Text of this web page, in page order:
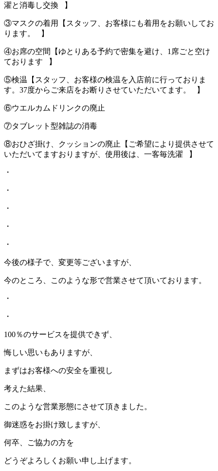
濯と消毒し交換⠀】
③マスクの着用【スタッフ、お客様にも着用をお願いしてお
ります。⠀】
④お席の空間【ゆとりある予約で密集を避け、1席ごと空け
ております⠀】
⑤検温【スタッフ、お客様の検温を入店前に行っておりま
す。37度からご来店をお断りさせていただいてます。⠀】
⑥ウエルカムドリンクの廃止
⑦タブレット型雑誌の消毒
⑧おひざ掛け、クッションの廃止【ご希望により提供させて
いただいてますおりますが、使用後は、一客毎洗濯⠀】
・
・
・
・
・
今後の様子で、変更等ございますが、
今のところ、このような形で営業させて頂いております。
・
・
100％のサービスを提供できず、
悔しい思いもありますが、
まずはお客様への安全を重視し
考えた結果、
このような営業形態にさせて頂きました。
御迷惑をお掛け致しますが、
何卒、ご協力の方を
どうぞよろしくお願い申し上げます。